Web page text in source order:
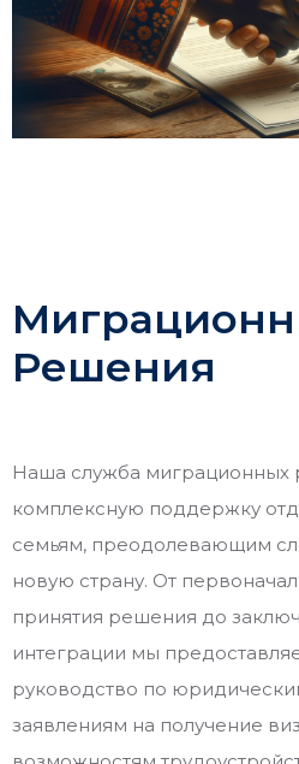
Решения
Наша служба миграционных
комплексную поддержку
семьям, преодолевающим
новую страну. От
принятия решения до
интеграции мы
руководство по
заявлениям на получение